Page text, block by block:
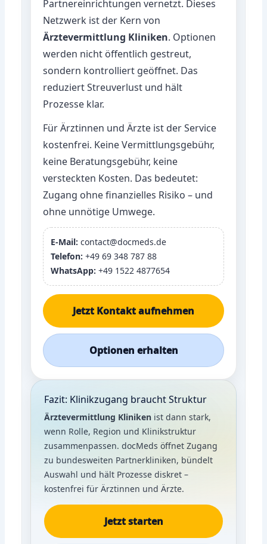
Partnereinrichtungen vernetzt. Dieses
Netzwerk ist der Kern von
Ärztevermittlung Kliniken. Optionen
werden nicht öffentlich gestreut,
sondern kontrolliert geöffnet. Das
reduziert Streuverlust und hält
Prozesse klar.
Für Ärztinnen und Ärzte ist der Service
kostenfrei. Keine Vermittlungsgebühr,
keine Beratungsgebühr, keine
versteckten Kosten. Das bedeutet:
Zugang ohne finanzielles Risiko – und
ohne unnötige Umwege.
E-Mail: contact@docmeds.de
Telefon: +49 69 348 787 88
WhatsApp: +49 1522 4877654
Jetzt Kontakt aufnehmen
Optionen erhalten
Fazit: Klinikzugang braucht Struktur
Ärztevermittlung Kliniken ist dann stark,
wenn Rolle, Region und Klinikstruktur
zusammenpassen. docMeds öffnet Zugang
zu bundesweiten Partnerkliniken, bündelt
Auswahl und hält Prozesse diskret –
kostenfrei für Ärztinnen und Ärzte.
Jetzt starten